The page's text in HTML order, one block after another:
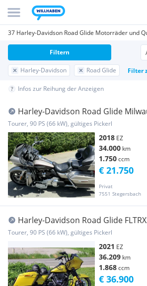
37 Harley-Davidson Road Glide Motorräder und
Harley-Davidson Road Glide Filter
Filtern
Infos zur Reihung der Anzeigen
Harley-Davidson Road Glide
107
Tourer, 90 PS (66 kW), gültiges Pickerl
2018 EZ
34.000 km
1.750ccm
Privat
7551 Stegersbach
€ 21.750
Harley-Davidson Road Glide
(Sondermodell) nur 600 Stück welt
Tourer, 90 PS (66 kW), gültiges Pickerl
2021 EZ
36.209 km
1.868ccm
€ 36.900